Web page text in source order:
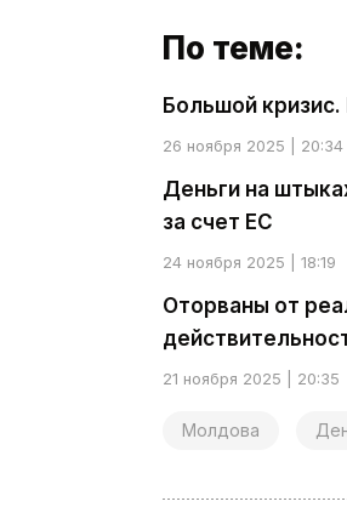
По теме:
Большой
26 ноября 2025 | 20:34
Деньги на
за счет ЕС
24 ноября 2025 | 18:19
Оторваны от
21 ноября 2025 | 20:35
Молдова